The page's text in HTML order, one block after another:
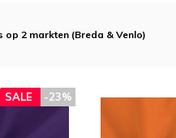
op 2 markten (Breda & Venlo)
-23%
SALE